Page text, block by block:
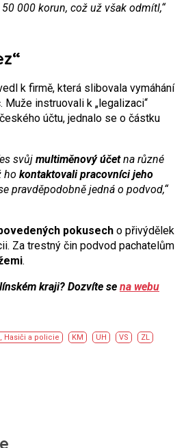
000 korun, což už však odmítl,“
k firmě, která slibovala vymáhání
instruovali k „legalizaci“
účtu, jednalo se o částku
svůj multiměnový účetna různé
ho kontaktovali pracovníci jeho
pravděpodobně jedná o podvod,“
pokusech o přivýdělek
Za trestný čin podvod pachatelům
.
kraji? Dozvíte se na webu
, Hasiči a policie KM UH VS ZL